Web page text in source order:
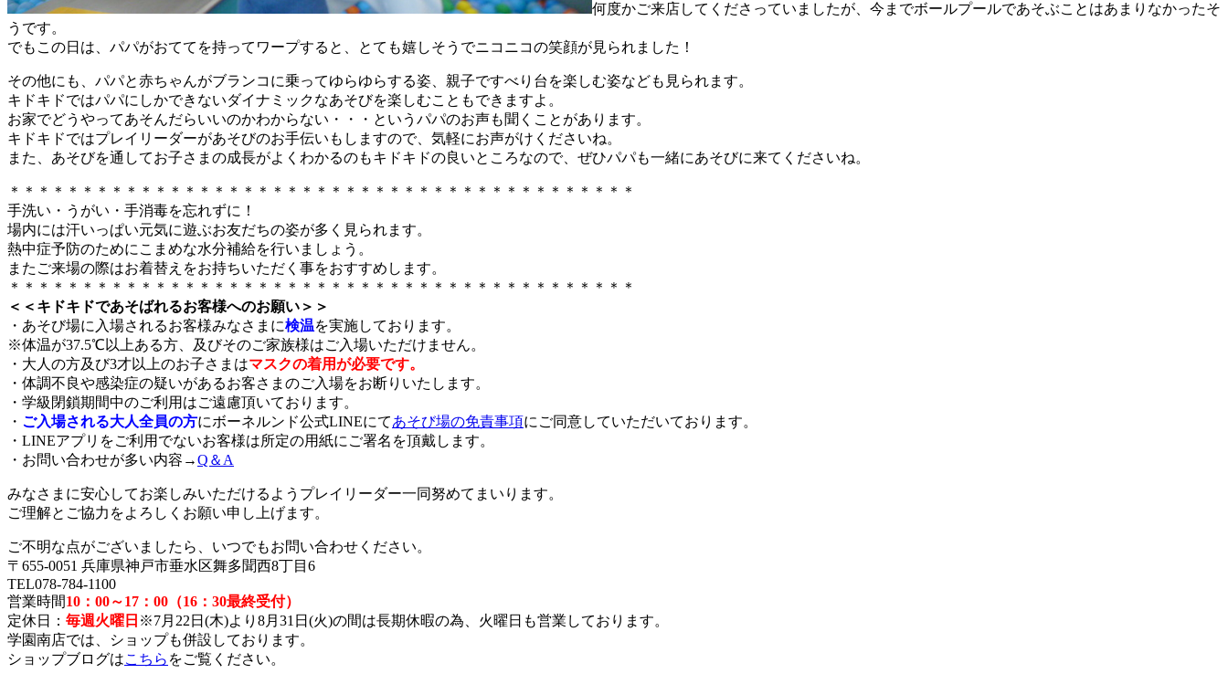
何度かご来店してくださっていましたが、今までボールプールであそぶことはあまりなかったそ
うです。
でもこの日は、パパがおててを持ってワープすると、とても嬉しそうでニコニコの笑顔が見られました！
その他にも、パパと赤ちゃんがブランコに乗ってゆらゆらする姿、親子ですべり台を楽しむ姿なども見られます。
キドキドではパパにしかできないダイナミックなあそびを楽しむこともできますよ。
お家でどうやってあそんだらいいのかわからない・・・というパパのお声も聞くことがあります。
キドキドではプレイリーダーがあそびのお手伝いもしますので、気軽にお声がけくださいね。
また、あそびを通してお子さまの成長がよくわかるのもキドキドの良いところなので、ぜひパパも一緒にあそびに来てくださいね。
＊＊＊＊＊＊＊＊＊＊＊＊＊＊＊＊＊＊＊＊＊＊＊＊＊＊＊＊＊＊＊＊＊＊＊＊＊＊＊＊＊＊＊
手洗い・うがい・手消毒を忘れずに！
場内には汗いっぱい元気に遊ぶお友だちの姿が多く見られます。
熱中症予防のためにこまめな水分補給を行いましょう。
またご来場の際はお着替えをお持ちいただく事をおすすめします。
＊＊＊＊＊＊＊＊＊＊＊＊＊＊＊＊＊＊＊＊＊＊＊＊＊＊＊＊＊＊＊＊＊＊＊＊＊＊＊＊＊＊＊
＜＜キドキドであそばれるお客様へのお願い＞＞
・あそび場に入場されるお客様みなさまに検温を実施しております。
※体温が37.5℃以上ある方、及びそのご家族様はご入場いただけません。
・大人の方及び3才以上のお子さまはマスクの着用が必要です。
・体調不良や感染症の疑いがあるお客さまのご入場をお断りいたします。
・学級閉鎖期間中のご利用はご遠慮頂いております。
・ ご入場される大人全員の方にボーネルンド公式LINEにてあそび場の免責事項にご同意していただいております。
・LINEアプリをご利用でないお客様は所定の用紙にご署名を頂戴します。
・お問い合わせが多い内容→Q＆A
みなさまに安心してお楽しみいただけるようプレイリーダー一同努めてまいります。
ご理解とご協力をよろしくお願い申し上げます。
ご不明な点がございましたら、いつでもお問い合わせください。
〒655-0051 兵庫県神戸市垂水区舞多聞西8丁目6
TEL078-784-1100
営業時間10：00～17：00（16：30最終受付）
定休日： 毎週火曜日 ※7月22日(木)より8月31日(火)の間は長期休暇の為、火曜日も営業しております。
学園南店では、ショップも併設しております。
ショップブログはこちら をご覧ください。